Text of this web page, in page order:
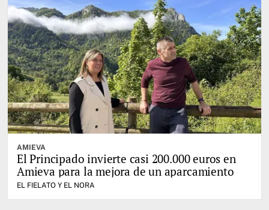
AMIEVA
El Principado invierte casi 200.000 euros en
Amieva para la mejora de un aparcamiento
EL FIELATO Y EL NORA